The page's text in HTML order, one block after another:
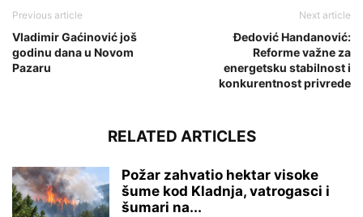
Previous article
Vladimir Gaćinović još
godinu dana u Novom
Pazaru
Next article
Đedović Handanović:
Reforme važne za
energetsku stabilnost i
konkurentnost privrede
RELATED ARTICLES
Požar zahvatio hektar visoke
šume kod Kladnja, vatrogasci i
šumari na...